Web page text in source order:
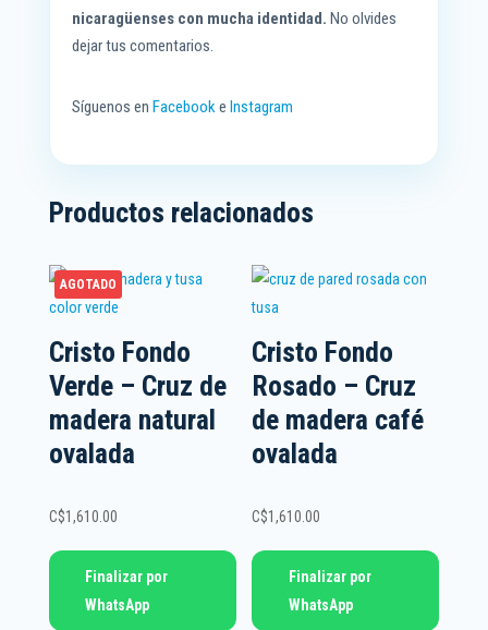
nicaragüenses con mucha identidad. No olvides
dejar tus comentarios.
Síguenos en Facebooke Instagram
Productos relacionados
AGOTADO
Cristo Fondo
Verde – Cruz de
madera natural
ovalada
C$1,610.00
Finalizar por
WhatsApp
Cristo Fondo
Rosado – Cruz
de madera café
ovalada
C$1,610.00
Finalizar por
WhatsApp